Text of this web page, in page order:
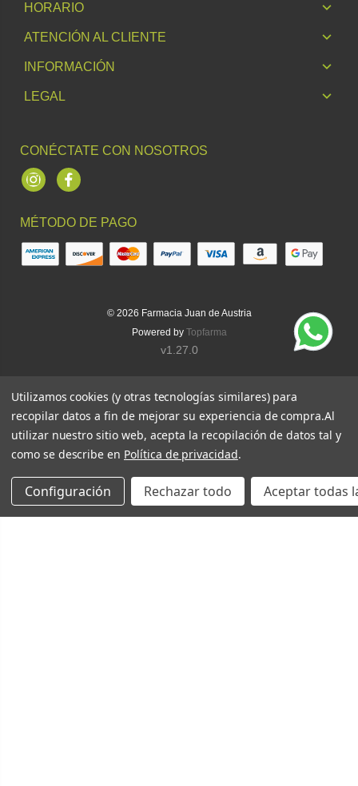
HORARIO
ATENCIÓN AL CLIENTE
INFORMACIÓN
LEGAL
CONÉCTATE CON NOSOTROS
InstagramFacebook
MÉTODO DE PAGO
© 2026 Farmacia Juan de Austria
Powered by Topfarma
v1.27.0
Utilizamos cookies (y otras tecnologías similares) para
recopilar datos a fin de mejorar su experiencia de compra.Al
utilizar nuestro sitio web, acepta la recopilación de datos tal y
como se describe en Política de privacidad.
Configuración Rechazar todo Aceptar todas